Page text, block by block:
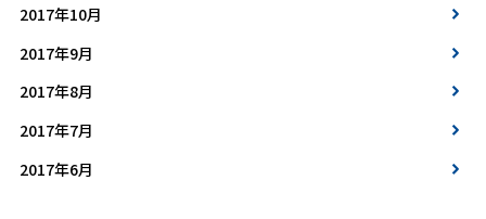
2017年10月
2017年9月
2017年8月
2017年7月
2017年6月